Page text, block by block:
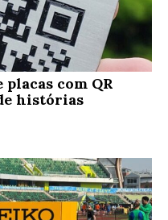
com QR
histórias